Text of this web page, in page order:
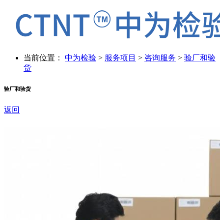
当前位置： 中为检验 > 服务项目 > 咨询服务 > 验厂和验
货
验厂和验货
返回